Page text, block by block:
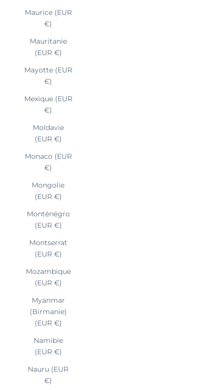
Maurice (EUR
€)
Mauritanie
(EUR €)
Mayotte (EUR
€)
Mexique (EUR
€)
Moldavie
(EUR €)
Monaco (EUR
€)
Mongolie
(EUR €)
Monténégro
(EUR €)
Montserrat
(EUR €)
Mozambique
(EUR €)
Myanmar
(Birmanie)
(EUR €)
Namibie
(EUR €)
Nauru (EUR
€)